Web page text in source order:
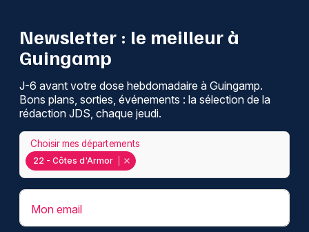
Newsletter : le meilleur à
Guingamp
J-6 avant votre dose hebdomadaire à Guingamp.
Bons plans, sorties, événements : la sélection de la
rédaction JDS, chaque jeudi.
22 - Côtes d'Armor
Choisir mes départements
Mon email